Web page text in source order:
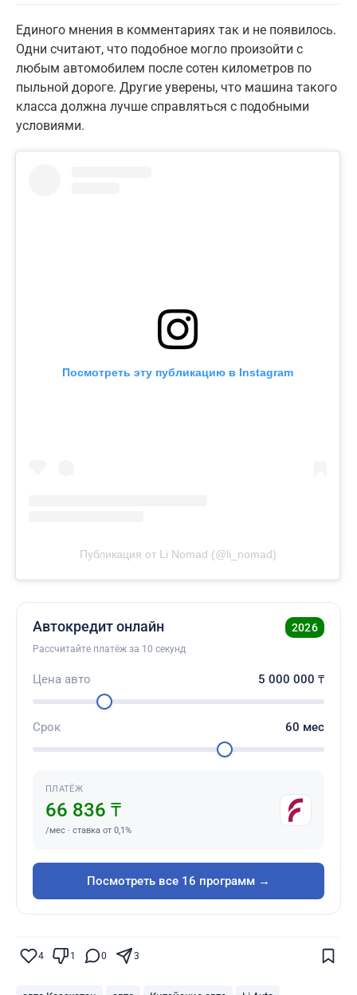
Единого мнения в комментариях так и не появилось.
Одни считают, что подобное могло произойти с
любым автомобилем после сотен километров по
пыльной дороге. Другие уверены, что машина такого
класса должна лучше справляться с подобными
условиями.
Посмотреть эту публикацию в Instagram
Публикация от Li Nomad (@li_nomad)
Автокредит онлайн 2026
Рассчитайте платёж за 10 секунд
Цена авто 5 000 000 ₸
Срок 60 мес
ПЛАТЁЖ
66 836 ₸
/мес · ставка от 0,1%
Посмотреть все 16 программ →
4 1 0 3
показываться вам